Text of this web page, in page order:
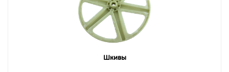
Шкивы